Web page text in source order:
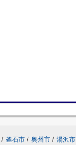
/ 釜石市 / 奥州市 / 湯沢市